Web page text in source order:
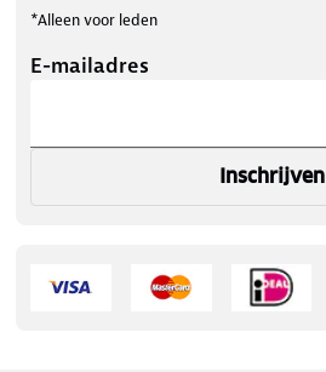
*Alleen voor leden
E-mailadres
Inschrijven